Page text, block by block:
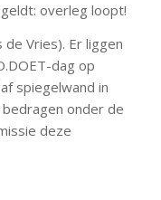
overleg loopt!
Vries). Er liggen
dag op
spiegelwand in
bedragen onder de
deze